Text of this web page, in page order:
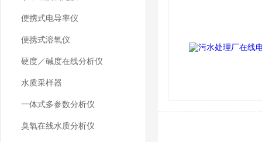
便携式电导率仪
便携式溶氧仪
硬度／碱度在线分析仪
水质采样器
一体式多参数分析仪
臭氧在线水质分析仪